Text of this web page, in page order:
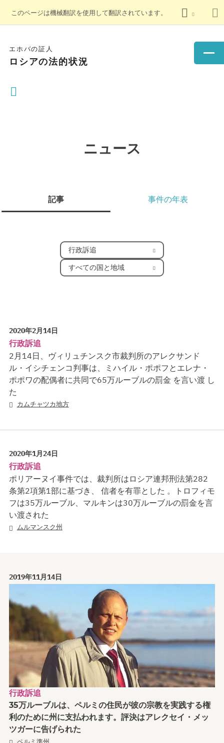
このページは機械翻訳を使用して翻訳されています。
エホバの証人
ロシアの法的状況
ニュース
記事 事件の年表
行政訴追
すべての国と地域
2020年2月14日
行政訴追
2月14日、ヴィリュチンスク市裁判所のアレクサンド
ル・イシチェンコ判事は、ミハイル・ポポフとエレナ・
ポポワの配偶者に共同で65万ルーブルの罰金 を言い渡 し
た
カムチャツカ地方
2020年1月24日
行政訴追
ポリアーヌイ事件では、裁判所はロシア連邦刑法第282
条第2項第1部に基づき、 信者を有罪とした 。トロフィモ
フは35万ルーブル、マルキンは30万ルーブルの罰金を言
い渡された
ムルマンスク州
2019年11月14日
行政訴追
35万ルーブルは、ペルミの住民が彼の宗教を実践する権
利のために州に支払われます。評決はアレクセイ・メッ
ツガーに告げられた